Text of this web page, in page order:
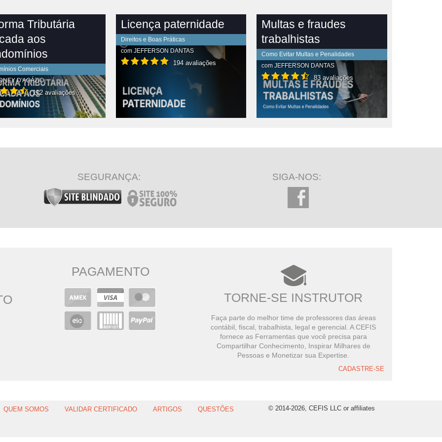
Tributária
aos
Comerciais
D'AGÁZIO
112 avaliações
Licença paternidade
Direitos e Boas Práticas
com JEFFERSON DANTAS
194 avaliações
CONTEÚDO COMPLETO
Multas e fraudes
trabalhistas
Como Evitar Multas e Penalidades
comJEFFERSON DANTAS
83 avaliações
VER CONTEÚDO COMPLETO
SEGURANÇA: SIGA-NOS:
PAGAMENTO
TORNE-SE INSTRUTOR
Faça parte do melhor time de professores das áreas
contábil, fiscal, trabalhista, legal e gerencial. A CEFIS
fornece as Ferramentas que você precisa para
Compartilhar Conhecimento, Inspirar Milhares de
Pessoas e Monetizar sua Expertise.
CADASTRE-SE
QUEM SOMOS VALIDAR CERTIFICADO ARTIGOS QUESTÕES © 2014-2026, CEFIS LLC or affiliates